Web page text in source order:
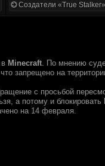
Создатели «True
Minecraft. По мнению
запрещено на
с просьбой
а потому и блокировать
на 14 февраля.